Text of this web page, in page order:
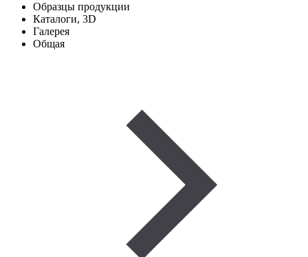
Образцы продукции
Каталоги, 3D
Галерея
Общая